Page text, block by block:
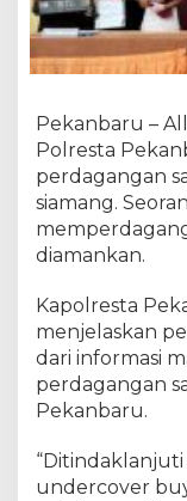
Pekanbaru –
Polresta
perdagangan
siamang.
diamankan.
Kapolresta
menjelaskan
dari informasi
perdagangan
Pekanbaru.
undercover